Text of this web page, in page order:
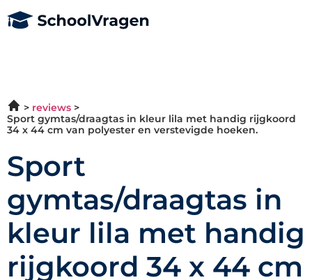
reviews
Sport gymtas/draagtas in kleur lila met handig rijgkoord
34 x 44 cm van polyester en verstevigde hoeken.
Sport
gymtas/draagtas in
kleur lila met handig
rijgkoord 34 x 44 cm